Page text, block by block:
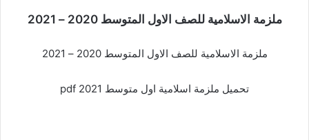
ملزمة الاسلامية للصف الاول المتوسط 2020 – 2021
ملزمة الاسلامية للصف الاول المتوسط 2020 – 2021
تحميل ملزمة اسلامية اول متوسط 2021 pdf